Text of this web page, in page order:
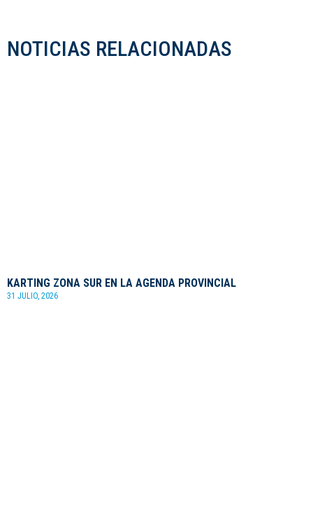
NOTICIAS RELACIONADAS
KARTING ZONA SUR EN LA AGENDA PROVINCIAL
31 JULIO, 2026